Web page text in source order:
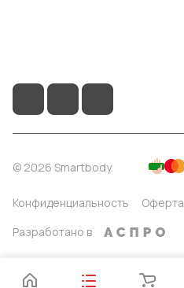
© 2026 Smartbody.
Конфиденциальность
Оферта
Разработано в